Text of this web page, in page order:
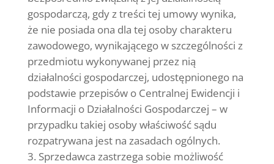
gospodarczą, gdy z treści tej umowy wynika,
że nie posiada ona dla tej osoby charakteru
zawodowego, wynikającego w szczególności z
przedmiotu wykonywanej przez nią
działalności gospodarczej, udostępnionego na
podstawie przepisów o Centralnej Ewidencji i
Informacji o Działalności Gospodarczej – w
przypadku takiej osoby właściwość sądu
rozpatrywana jest na zasadach ogólnych.
Sprzedawca zastrzega sobie możliwość